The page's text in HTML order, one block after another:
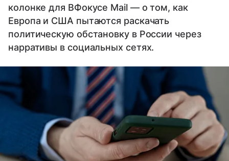
колонке для ВФокусе Mail — о том, как
Европа и США пытаются раскачать
политическую обстановку в России через
нарративы в социальных сетях.